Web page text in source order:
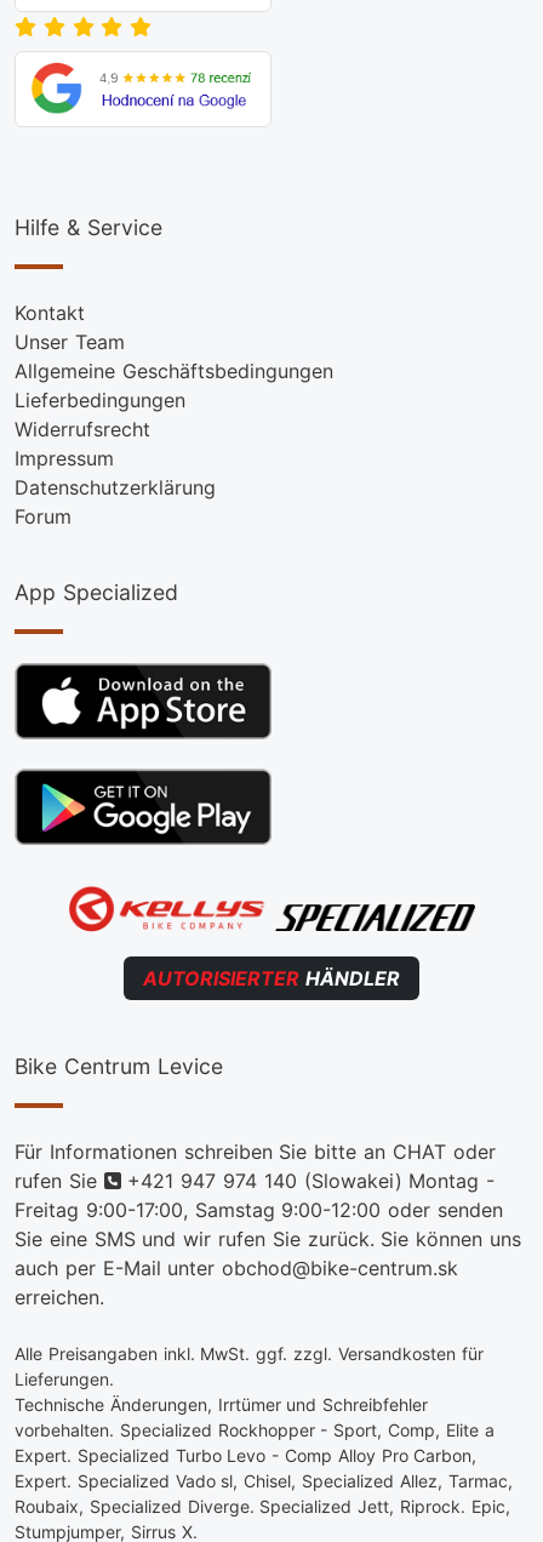
Hilfe & Service
Kontakt
Unser Team
Allgemeine Geschäftsbedingungen
Lieferbedingungen
Widerrufsrecht
Impressum
Datenschutzerklärung
Forum
App Specialized
AUTORISIERTER HÄNDLER
Bike Centrum Levice
Für Informationen schreiben Sie bitte an CHAT oder
rufen Sie
telefon
+421 947 974 140 (Slowakei) Montag -
Freitag 9:00-17:00, Samstag 9:00-12:00 oder senden
Sie eine SMS und wir rufen Sie zurück. Sie können uns
auch per E-Mail unter obchod@bike-centrum.sk
erreichen.
Alle Preisangaben inkl. MwSt. ggf. zzgl. Versandkosten für
Lieferungen.
Technische Änderungen, Irrtümer und Schreibfehler
vorbehalten. Specialized Rockhopper - Sport, Comp, Elite a
Expert. Specialized Turbo Levo - Comp Alloy Pro Carbon,
Expert. Specialized Vado sl, Chisel, Specialized Allez, Tarmac,
Roubaix, Specialized Diverge. Specialized Jett, Riprock. Epic,
Stumpjumper, Sirrus X.